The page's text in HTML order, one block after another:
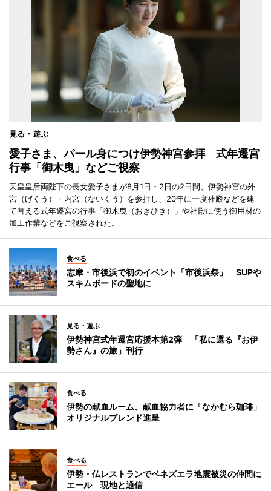
見る・遊ぶ
愛子さま、パール身につけ伊勢神宮参拝 式年遷宮
行事「御木曳」などご視察
天皇皇后両陛下の長女愛子さまが8月1日・2日の2日間、伊勢神宮の外
宮（げくう）・内宮（ないくう）を参拝し、20年に一度社殿などを建
て替える式年遷宮の行事「御木曳（おきひき）」や社殿に使う御用材の
加工作業などをご視察された。
食べる
志摩・市後浜で初のイベント「市後浜祭」 SUPや
スキムボードの聖地に
見る・遊ぶ
伊勢神宮式年遷宮応援本第2弾 「私に還る『お伊
勢さん』の旅」刊行
食べる
伊勢の献血ルーム、献血協力者に「なかむら珈琲」
オリジナルブレンド進呈
食べる
伊勢・仏レストランでベネズエラ地震被災の仲間に
エール 現地と通信